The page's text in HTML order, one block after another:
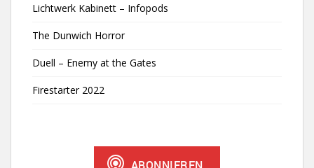
Lichtwerk Kabinett – Infopods
The Dunwich Horror
Duell – Enemy at the Gates
Firestarter 2022